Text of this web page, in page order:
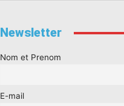
Newsletter
Nom et Prenom
E-mail